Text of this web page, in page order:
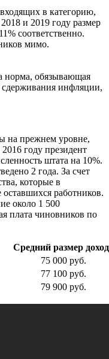
в категорию,
и 2019 году размер
соответственно.
мимо.
норма, обязывающая
сдерживания инфляции,
на прежнем уровне,
году президент
штата на 10%.
2 года. За счет
которые в
работников.
около 1 500
плата чиновников по
Средний размер
75 000 руб.
77 100 руб.
79 900 руб.